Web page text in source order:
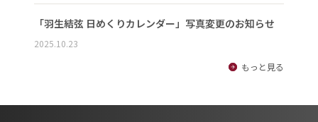
「羽生結弦 日めくりカレンダー」写真変更のお知らせ
2025.10.23
もっと見る